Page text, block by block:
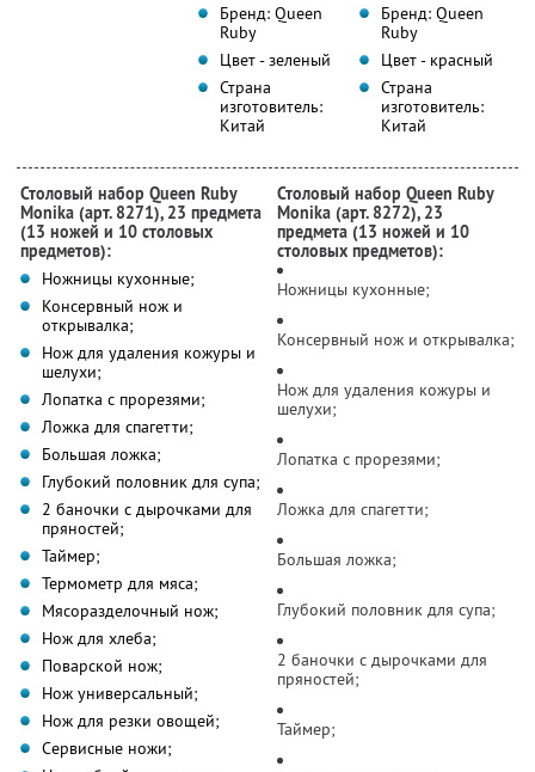
Бренд: Queen
Ruby
Цвет - зеленый
Страна
изготовитель:
Китай
Бренд: Queen
Ruby
Цвет - красный
Страна
изготовитель:
Китай
Столовый набор Queen Ruby
Monika (арт. 8271), 23 предмета
(13 ножей и 10 столовых
предметов):
Ножницы кухонные;
Консервный нож и
открывалка;
Нож для удаления кожуры и
шелухи;
Лопатка с прорезями;
Ложка для спагетти;
Большая ложка;
Глубокий половник для супа;
2 баночки с дырочками для
пряностей;
Таймер;
Термометр для мяса;
Мясоразделочный нож;
Нож для хлеба;
Поварской нож;
Нож универсальный;
Нож для резки овощей;
Сервисные ножи;
Столовый набор Queen Ruby
Monika (арт. 8272), 23
предмета (13 ножей и 10
столовых предметов):
Ножницы кухонные;
Консервный нож и открывалка;
Нож для удаления кожуры и
шелухи;
Лопатка с прорезями;
Ложка для спагетти;
Большая ложка;
Глубокий половник для супа;
2 баночки с дырочками для
пряностей;
Таймер;